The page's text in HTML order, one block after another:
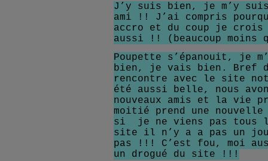
J’y suis bien, je m’y
ami !! J’ai compris
accro et du coup je crois
aussi !! (beaucoup moins
Poupette s’épanouit, je
bien, je vais bien. Bref
rencontre avec le site
été aussi belle, nous
nouveaux amis et la vie
moitié prend une
si
je ne viens pas tous
site il n’y a a pas un
pas !!! C’est fou, moi
un drogué du site !!!